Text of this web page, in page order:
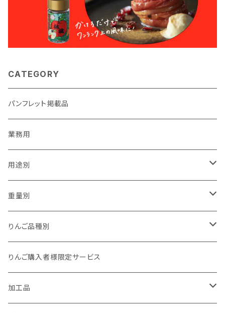
CATEGORY
パンフレット掲載品
業務用
用途別
贈答用
家庭用（訳あり）
加工用
重量別
1kg以下
1kg
1.5kg～2kg
りんご品種別
夏あかり
シナノリップ
りんご購入者様限定サービス
加工品